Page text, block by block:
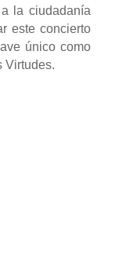
la ciudadanía
este concierto
único como
Virtudes.